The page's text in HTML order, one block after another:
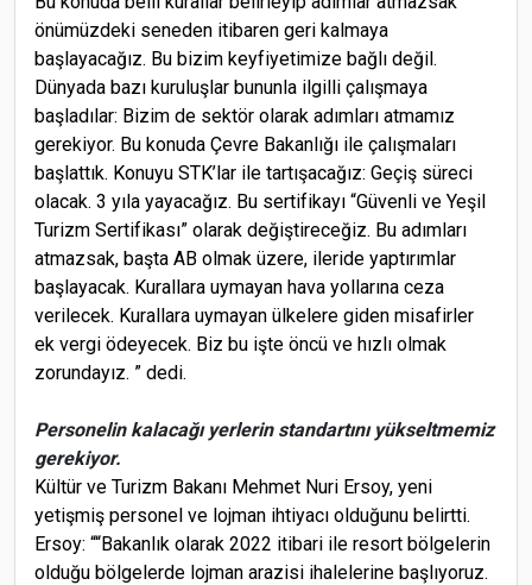
önümüzdeki seneden itibaren geri kalmaya
başlayacağız. Bu bizim keyfiyetimize bağlı değil.
Dünyada bazı kuruluşlar bununla ilgilli çalışmaya
başladılar: Bizim de sektör olarak adımları atmamız
gerekiyor. Bu konuda Çevre Bakanlığı ile çalışmaları
başlattık. Konuyu STK’lar ile tartışacağız: Geçiş süreci
olacak. 3 yıla yayacağız. Bu sertifikayı “Güvenli ve Yeşil
Turizm Sertifikası” olarak değiştireceğiz. Bu adımları
atmazsak, başta AB olmak üzere, ileride yaptırımlar
başlayacak. Kurallara uymayan hava yollarına ceza
verilecek. Kurallara uymayan ülkelere giden misafirler
ek vergi ödeyecek. Biz bu işte öncü ve hızlı olmak
zorundayız. ” dedi.
Personelin kalacağı yerlerin standartını yükseltmemiz
gerekiyor.
Kültür ve Turizm Bakanı Mehmet Nuri Ersoy, yeni
yetişmiş personel ve lojman ihtiyacı olduğunu belirtti.
Ersoy: ““Bakanlık olarak 2022 itibari ile resort bölgelerin
olduğu bölgelerde lojman arazisi ihalelerine başlıyoruz.